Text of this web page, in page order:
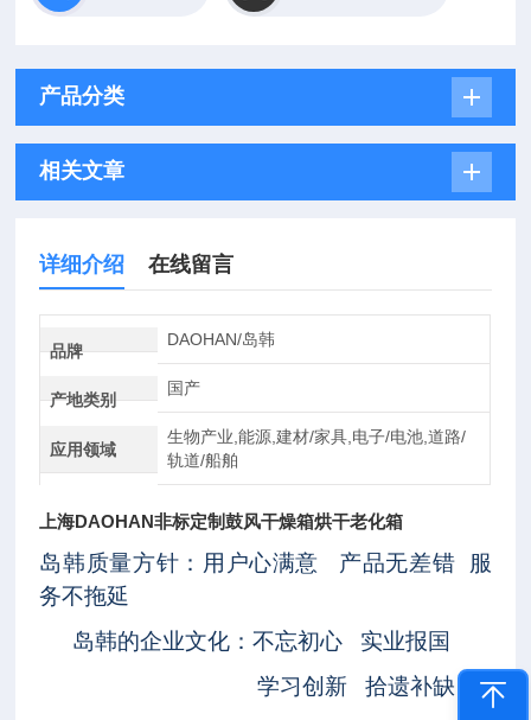
产品分类
相关文章
详细介绍 在线留言
品牌
DAOHAN/岛韩
产地类别
国产
应用领域
生物产业,能源,建材/家具,电子/电池,道路/
轨道/船舶
上海DAOHAN非标定制鼓风干燥箱烘干老化箱
岛韩质量方针：用户心满意 产品无差错 服
务不拖延
岛韩的企业文化：不忘初心 实业报国
学习创新 拾遗补缺